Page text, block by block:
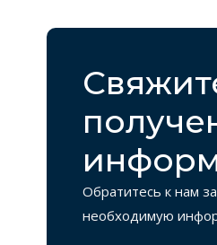
Обратитесь к нам
необходимую